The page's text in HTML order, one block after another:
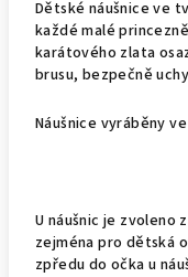
Dětské náušnice ve
každé malé
karátového zlata
brusu, bezpečně
Náušnice vyráběny
U náušnic je zvoleno
zejména pro dětská
zpředu do očka u